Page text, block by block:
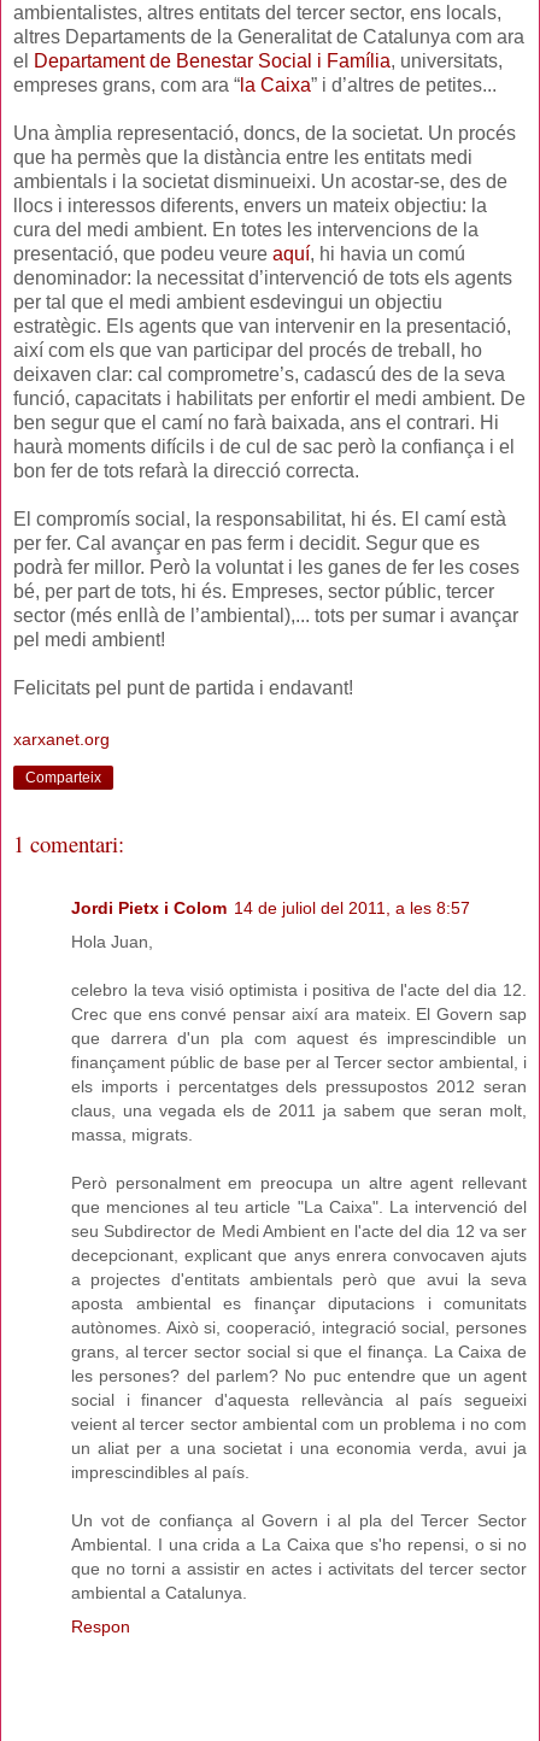
ambientalistes, altres entitats del tercer sector, ens locals,
altres Departaments de la Generalitat de Catalunya com ara
el Departament de Benestar Social i Família, universitats,
empreses grans, com ara “ la Caixa” i d’altres de petites...
Una àmplia representació, doncs, de la societat. Un procés
que ha permès que la distància entre les entitats medi
ambientals i la societat disminueixi. Un acostar-se, des de
llocs i interessos diferents, envers un mateix objectiu: la
cura del medi ambient. En totes les intervencions de la
presentació, que podeu veure aquí, hi havia un comú
denominador: la necessitat d’intervenció de tots els agents
per tal que el medi ambient esdevingui un objectiu
estratègic. Els agents que van intervenir en la presentació,
així com els que van participar del procés de treball, ho
deixaven clar: cal comprometre’s, cadascú des de la seva
funció, capacitats i habilitats per enfortir el medi ambient. De
ben segur que el camí no farà baixada, ans el contrari. Hi
haurà moments difícils i de cul de sac però la confiança i el
bon fer de tots refarà la direcció correcta.
El compromís social, la responsabilitat, hi és. El camí està
per fer. Cal avançar en pas ferm i decidit. Segur que es
podrà fer millor. Però la voluntat i les ganes de fer les coses
bé, per part de tots, hi és. Empreses, sector públic, tercer
sector (més enllà de l’ambiental),... tots per sumar i avançar
pel medi ambient!
Felicitats pel punt de partida i endavant!
xarxanet.org
Comparteix
1 comentari:
Jordi Pietx i Colom 14 de juliol del 2011, a les 8:57
Hola Juan,
celebro la teva visió optimista i positiva de l'acte del dia 12.
Crec que ens convé pensar així ara mateix. El Govern sap
que darrera d'un pla com aquest és imprescindible un
finançament públic de base per al Tercer sector ambiental, i
els imports i percentatges dels pressupostos 2012 seran
claus, una vegada els de 2011 ja sabem que seran molt,
massa, migrats.
Però personalment em preocupa un altre agent rellevant
que menciones al teu article "La Caixa". La intervenció del
seu Subdirector de Medi Ambient en l'acte del dia 12 va ser
decepcionant, explicant que anys enrera convocaven ajuts
a projectes d'entitats ambientals però que avui la seva
aposta ambiental es finançar diputacions i comunitats
autònomes. Això si, cooperació, integració social, persones
grans, al tercer sector social si que el finança. La Caixa de
les persones? del parlem? No puc entendre que un agent
social i financer d'aquesta rellevància al país segueixi
veient al tercer sector ambiental com un problema i no com
un aliat per a una societat i una economia verda, avui ja
imprescindibles al país.
Un vot de confiança al Govern i al pla del Tercer Sector
Ambiental. I una crida a La Caixa que s'ho repensi, o si no
que no torni a assistir en actes i activitats del tercer sector
ambiental a Catalunya.
Respon